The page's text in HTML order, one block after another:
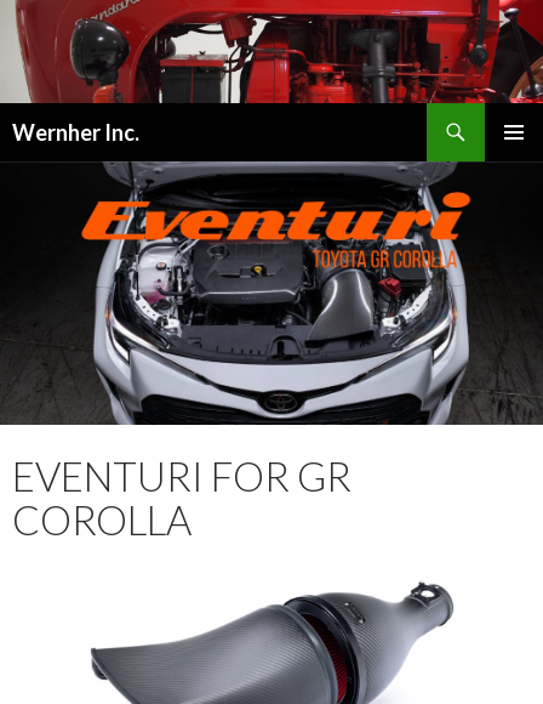
Wernher Inc.
索
プ
EVENTURI FOR GR
COROLLA